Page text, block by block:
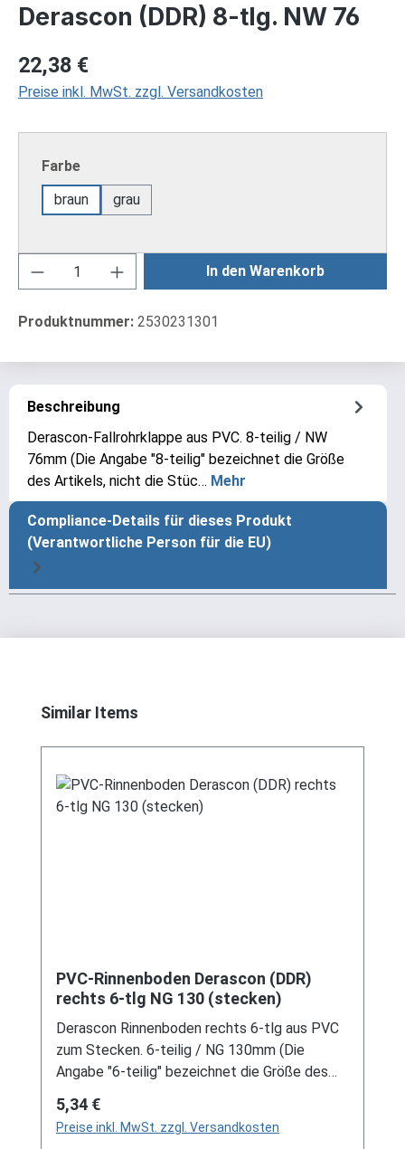
Derascon (DDR) 8-tlg. NW 76
Regulärer Preis:
22,38 €
Preise inkl. MwSt. zzgl. Versandkosten
Farbeauswählen
braun
grau
Produkt Anzahl: Gib den gewünschten
In den Warenkorb
Produktnummer: 2530231301
Beschreibung
Derascon-Fallrohrklappe aus PVC. 8-teilig / NW
76mm (Die Angabe "8-teilig" bezeichnet die Größe
des Artikels, nicht die Stüc… Mehr
Compliance-Details für dieses Produkt
(Verantwortliche Person für die EU)
Produktgalerie überspringen
Similar Items
PVC-Rinnenboden Derascon (DDR)
rechts 6-tlg NG 130 (stecken)
Derascon Rinnenboden rechts 6-tlg aus PVC
zum Stecken. 6-teilig / NG 130mm (Die
Angabe "6-teilig" bezeichnet die Größe des
braun Bei der Installation von Rinnenelemente
zum Stecken ist immer ein Gleitmittel
Regulärer Preis:
5,34 €
Preise inkl. MwSt. zzgl. Versandkosten